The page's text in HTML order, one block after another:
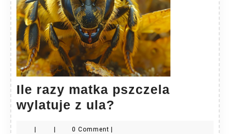
Ile razy matka pszczela
wylatuje z ula?
0 Comment